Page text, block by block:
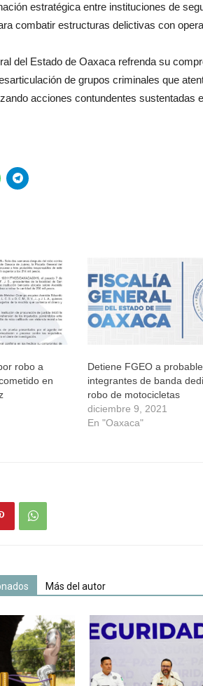
estratégica entre instituciones de
combatir estructuras delictivas con
del Estado de Oaxaca refrenda su
de grupos criminales que
acciones contundentes sustentadas
Haz
clic
una
ventana
nueva)
robo a
en
Detiene FGEO a
integrantes de banda
robo de motocicletas
diciembre 9, 2021
En "Oaxaca"
Más del autor